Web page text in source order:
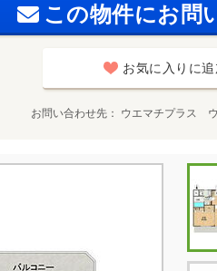
この物件にお問
お気に入りに追
お問い合わせ先 ウエマチプラス